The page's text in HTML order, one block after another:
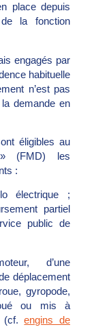
place depuis
la fonction
engagés par
habituelle
n’est pas
demande en
éligibles au
(FMD) les
:
électrique ;
partiel
public de
d’une
déplacement
gyropode,
ou mis à
(cf.engins de